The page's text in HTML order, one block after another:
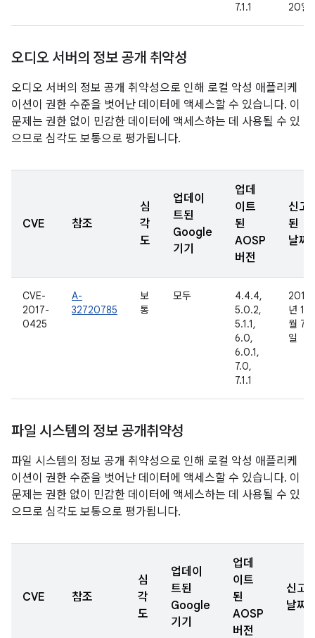
7.1.1
20일
오디오 서버의 정보 공개 취약성
오디오 서버의 정보 공개 취약성으로 인해 로컬 악성 애플리케
이션이 권한 수준을 벗어난 데이터에 액세스할 수 있습니다. 이
문제는 권한 없이 민감한 데이터에 액세스하는 데 사용될 수 있
으므로 심각도 보통으로 평가됩니다.
CVE 참조
심
각
도
업데이
트된
Google
기기
업데
이트
된
AOSP
버전
신고
된
날짜
CVE-
2017-
0425
A-
32720785
보
통
모두
4.4.4,
5.0.2,
5.1.1,
6.0,
6.0.1,
7.0,
7.1.1
2016
년 11
월 7
일
파일 시스템의 정보 공개취약성
파일 시스템의 정보 공개 취약성으로 인해 로컬 악성 애플리케
이션이 권한 수준을 벗어난 데이터에 액세스할 수 있습니다. 이
문제는 권한 없이 민감한 데이터에 액세스하는 데 사용될 수 있
으므로 심각도 보통으로 평가됩니다.
CVE 참조
심
각
도
업데이
트된
Google
기기
업데
이트
된
AOSP
버전
신고
날짜